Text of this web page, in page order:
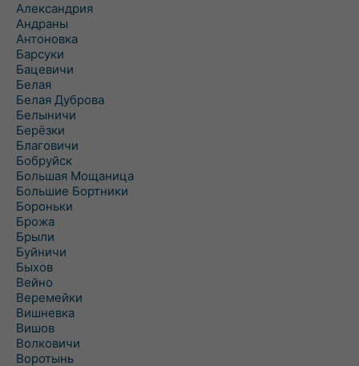
Александрия
Андраны
Антоновка
Барсуки
Бацевичи
Белая
Белая Дуброва
Белыничи
Берёзки
Благовичи
Бобруйск
Большая Мощаница
Большие Бортники
Бороньки
Брожа
Брыли
Буйничи
Быхов
Вейно
Веремейки
Вишневка
Вишов
Волковичи
Воротынь